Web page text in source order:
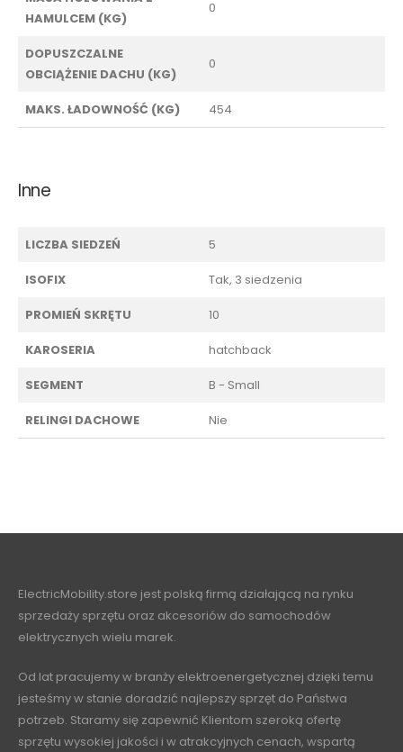
HAMULCEM (KG)
0
DOPUSZCZALNE
OBCIĄŻENIE DACHU (KG)
0
MAKS. ŁADOWNOŚĆ (KG) 454
Inne
LICZBA SIEDZEŃ 5
ISOFIX Tak, 3 siedzenia
PROMIEŃ SKRĘTU 10
KAROSERIA hatchback
SEGMENT B - Small
RELINGI DACHOWE Nie
ElectricMobility.store jest polską firmą działającą na rynku
sprzedaży sprzętu oraz akcesoriów do samochodów
elektrycznych wielu marek.
Od lat pracujemy w branży elektroenergetycznej dzięki temu
jesteśmy w stanie doradzić najlepszy sprzęt do Państwa
potrzeb. Staramy się zapewnić Klientom szeroką ofertę
sprzętu wysokiej jakości i w atrakcyjnych cenach, wspartą